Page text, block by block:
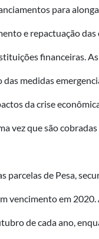
para
e repactuação
financeiras.
medidas
da crise
vez que são
parcelas de Pesa,
vencimento em 2020.
de cada ano,